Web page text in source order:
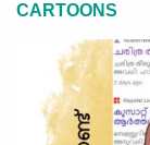
CARTOONS